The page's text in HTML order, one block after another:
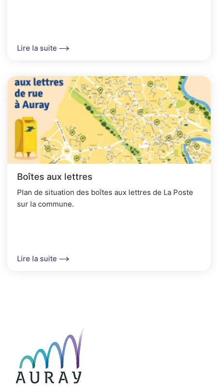
Lire la suite
Boîtes aux lettres
Plan de situation des boîtes aux lettres de La Poste
sur la commune.
Lire la suite